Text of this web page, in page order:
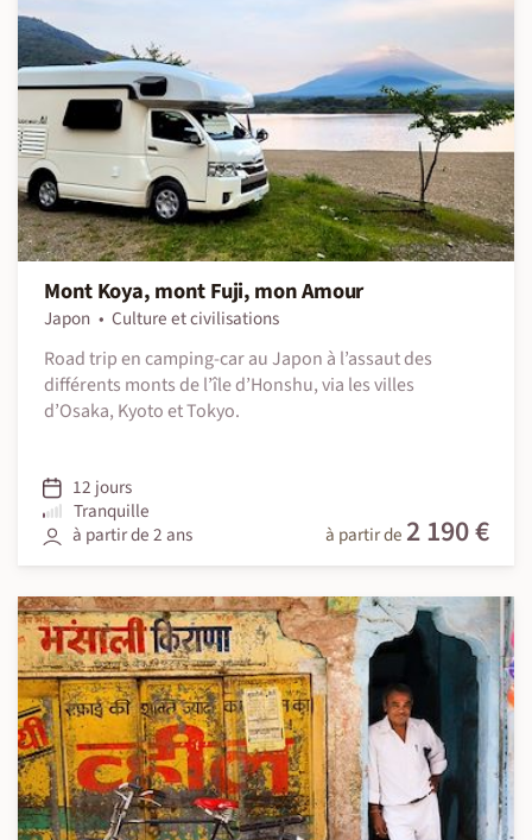
Mont Koya, mont Fuji, mon Amour
Japon
Culture et civilisations
Road trip en camping-car au Japon à l’assaut des
différents monts de l’île d’Honshu, via les villes
d’Osaka, Kyoto et Tokyo.
12 jours
Tranquille
à partir de 2 ans
à partir de 2 190 €